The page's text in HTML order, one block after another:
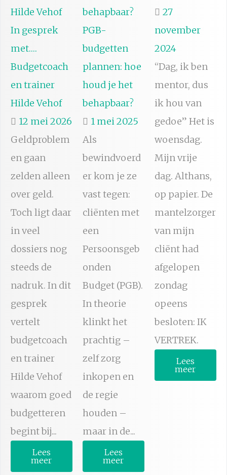
In gesprek
met….
Budgetcoach
en trainer
Hilde Vehof
12 mei 2026
Geldproblem
en gaan
zelden alleen
over geld.
Toch ligt daar
in veel
dossiers nog
steeds de
nadruk. In dit
gesprek
vertelt
budgetcoach
en trainer
Hilde Vehof
waarom goed
budgetteren
begint bij...
Lees
meer
PGB-
budgetten
plannen: hoe
houd je het
behapbaar?
1 mei 2025
Als
bewindvoerd
er kom je ze
vast tegen:
cliënten met
een
Persoonsgeb
onden
Budget (PGB).
In theorie
klinkt het
prachtig –
zelf zorg
inkopen en
de regie
houden –
maar in de...
Lees
meer
27
november
2024
“Dag, ik ben
mentor, dus
ik hou van
gedoe” Het is
woensdag.
Mijn vrije
dag. Althans,
op papier. De
mantelzorger
van mijn
cliënt had
afgelopen
zondag
opeens
besloten: IK
VERTREK.
Lees
meer